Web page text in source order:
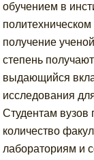
обучением в
получение
степень
выдающийся
исследования
Студентам вузов
количество
лабораториям и